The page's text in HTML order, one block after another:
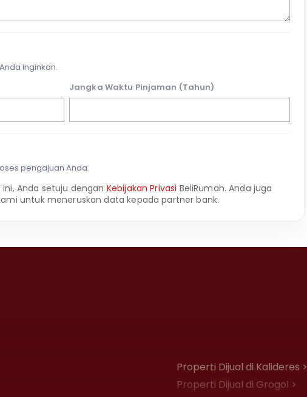
inginkan.
Jangka Waktu Pinjaman (Tahun)
pengajuan Anda.
Anda setuju dengan Kebijakan Privasi BeliRumah. Anda juga
untuk meneruskan data kepada partner bank.
Properti Dijual di Kalideres >
Properti Dijual di Grogol >